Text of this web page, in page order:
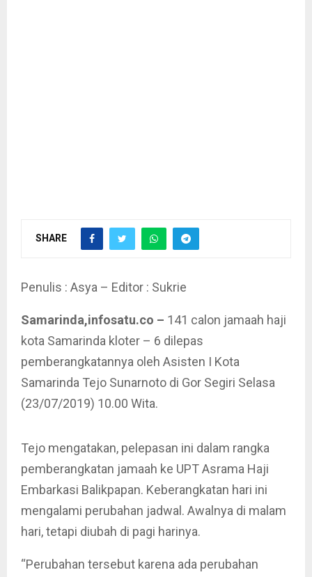
SHARE
Penulis : Asya – Editor : Sukrie
Samarinda,infosatu.co – 141 calon jamaah haji
kota Samarinda kloter – 6 dilepas
pemberangkatannya oleh Asisten I Kota
Samarinda Tejo Sunarnoto di Gor Segiri Selasa
(23/07/2019) 10.00 Wita.
Tejo mengatakan, pelepasan ini dalam rangka
pemberangkatan jamaah ke UPT Asrama Haji
Embarkasi Balikpapan. Keberangkatan hari ini
mengalami perubahan jadwal. Awalnya di malam
hari, tetapi diubah di pagi harinya.
“Perubahan tersebut karena ada perubahan